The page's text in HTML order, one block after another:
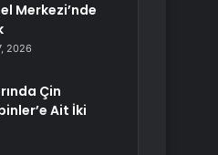
Merkezi’nde
2026
Çin
Ait İki